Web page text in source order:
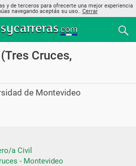
y de terceros para ofrecerte una mejor experiencia
navegando aceptás su uso.. Cerrar
Cruces,
de Montevideo
a Civil
- Montevideo